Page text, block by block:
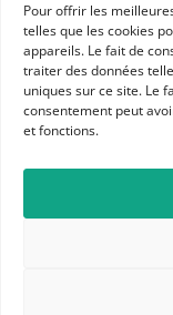
Pour offrir les
telles que les cookies
appareils. Le fait de
traiter des données
uniques sur ce site. Le
consentement peut
et fonctions.Association
BP